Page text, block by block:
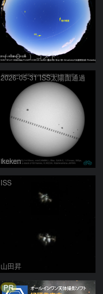
（＾０＾）コメト
2026-05-31 ISS太陽面通過
ikeken
ISS
山田昇
PR